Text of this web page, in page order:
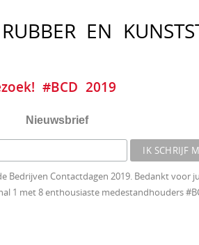
EN
#BCD 2019
Nieuwsbrief
Bedrijven Contactdagen 2019. Bedankt voor
1 met 8 enthousiaste medestandhouders